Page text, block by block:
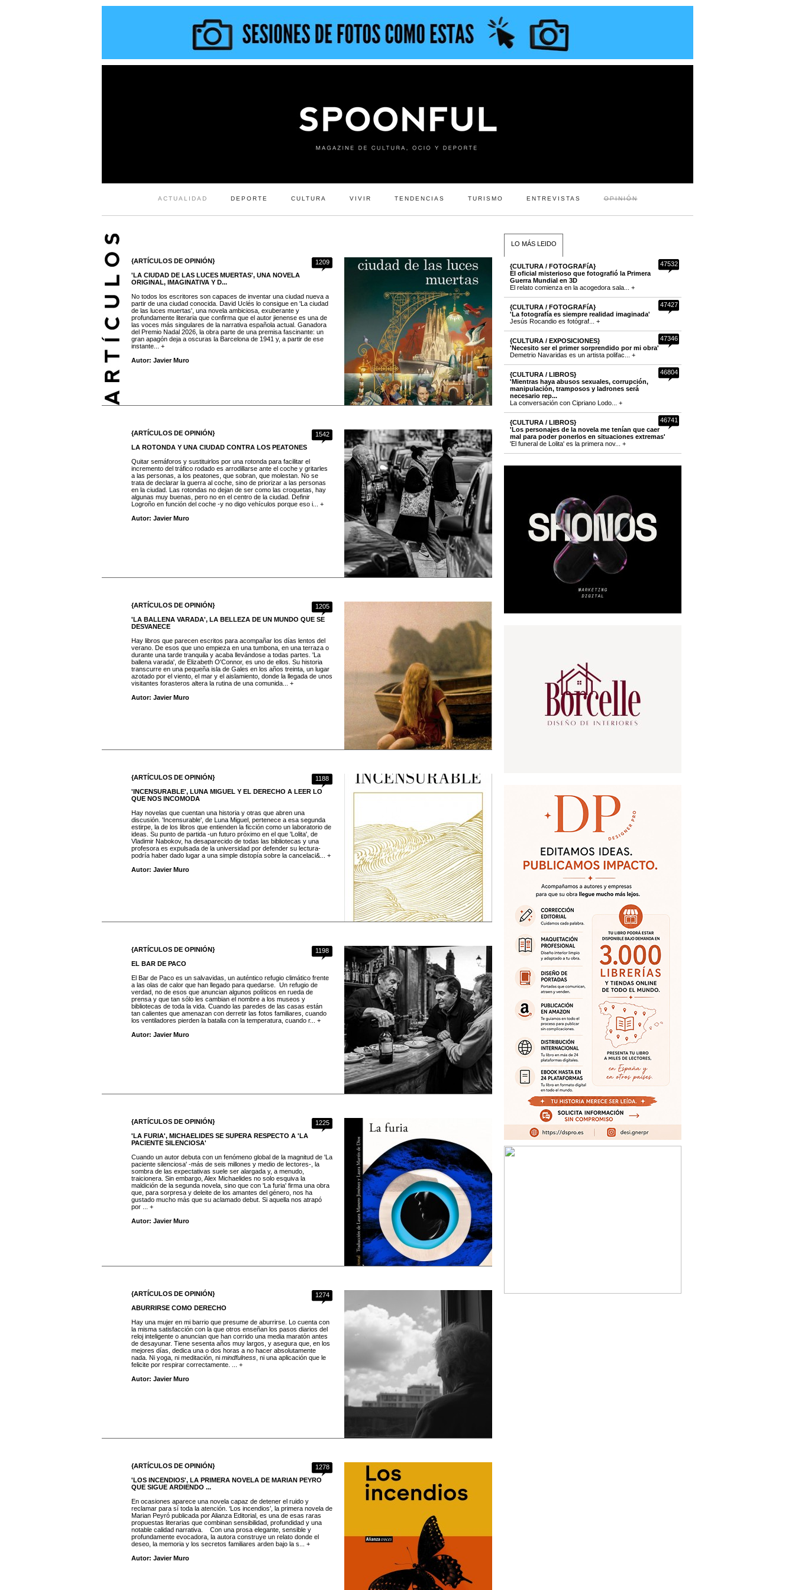
ACTUALIDAD DEPORTE CULTURA VIVIR TENDENCIAS TURISMO ENTREVISTAS OPINIÓN
1209
{ARTÍCULOS DE OPINIÓN}
'LA CIUDAD DE LAS LUCES MUERTAS', UNA NOVELA
ORIGINAL, IMAGINATIVA Y D...
No todos los escritores son capaces de inventar una ciudad nueva a
partir de una ciudad conocida. David Uclés lo consigue en 'La ciudad
de las luces muertas', una novela ambiciosa, exuberante y
profundamente literaria que confirma que el autor jienense es una de
las voces más singulares de la narrativa española actual. Ganadora
del Premio Nadal 2026, la obra parte de una premisa fascinante: un
gran apagón deja a oscuras la Barcelona de 1941 y, a partir de ese
instante... +
Autor: Javier Muro
1542
{ARTÍCULOS DE OPINIÓN}
LA ROTONDA Y UNA CIUDAD CONTRA LOS PEATONES
Quitar semáforos y sustituirlos por una rotonda para facilitar el
incremento del tráfico rodado es arrodillarse ante el coche y gritarles
a las personas, a los peatones, que sobran, que molestan. No se
trata de declarar la guerra al coche, sino de priorizar a las personas
en la ciudad. Las rotondas no dejan de ser como las croquetas, hay
algunas muy buenas, pero no en el centro de la ciudad. Definir
Logroño en función del coche -y no digo vehículos porque eso i... +
Autor: Javier Muro
1205
{ARTÍCULOS DE OPINIÓN}
'LA BALLENA VARADA', LA BELLEZA DE UN MUNDO QUE SE
DESVANECE
Hay libros que parecen escritos para acompañar los días lentos del
verano. De esos que uno empieza en una tumbona, en una terraza o
durante una tarde tranquila y acaba llevándose a todas partes. 'La
ballena varada', de Elizabeth O'Connor, es uno de ellos. Su historia
transcurre en una pequeña isla de Gales en los años treinta, un lugar
azotado por el viento, el mar y el aislamiento, donde la llegada de unos
visitantes forasteros altera la rutina de una comunida... +
Autor: Javier Muro
1188
{ARTÍCULOS DE OPINIÓN}
'INCENSURABLE', LUNA MIGUEL Y EL DERECHO A LEER LO
QUE NOS INCOMODA
Hay novelas que cuentan una historia y otras que abren una
discusión. 'Incensurable', de Luna Miguel, pertenece a esa segunda
estirpe, la de los libros que entienden la ficción como un laboratorio de
ideas. Su punto de partida -un futuro próximo en el que 'Lolita', de
Vladimir Nabokov, ha desaparecido de todas las bibliotecas y una
profesora es expulsada de la universidad por defender su lectura-
podría haber dado lugar a una simple distopía sobre la cancelaci&... +
Autor: Javier Muro
1198
{ARTÍCULOS DE OPINIÓN}
EL BAR DE PACO
El Bar de Paco es un salvavidas, un auténtico refugio climático frente
a las olas de calor que han llegado para quedarse. Un refugio de
verdad, no de esos que anuncian algunos políticos en rueda de
prensa y que tan sólo les cambian el nombre a los museos y
bibliotecas de toda la vida. Cuando las paredes de las casas están
tan calientes que amenazan con derretir las fotos familiares, cuando
los ventiladores pierden la batalla con la temperatura, cuando r... +
Autor: Javier Muro
1225
{ARTÍCULOS DE OPINIÓN}
'LA FURIA', MICHAELIDES SE SUPERA RESPECTO A 'LA
PACIENTE SILENCIOSA'
Cuando un autor debuta con un fenómeno global de la magnitud de 'La
paciente silenciosa' -más de seis millones y medio de lectores-, la
sombra de las expectativas suele ser alargada y, a menudo,
traicionera. Sin embargo, Alex Michaelides no solo esquiva la
maldición de la segunda novela, sino que con 'La furia' firma una obra
que, para sorpresa y deleite de los amantes del género, nos ha
gustado mucho más que su aclamado debut. Si aquella nos atrapó
por ... +
Autor: Javier Muro
1274
{ARTÍCULOS DE OPINIÓN}
ABURRIRSE COMO DERECHO
Hay una mujer en mi barrio que presume de aburrirse. Lo cuenta con
la misma satisfacción con la que otros enseñan los pasos diarios del
reloj inteligente o anuncian que han corrido una media maratón antes
de desayunar. Tiene sesenta años muy largos, y asegura que, en los
mejores días, dedica una o dos horas a no hacer absolutamente
nada. Ni yoga, ni meditación, ni mindfulness , ni una aplicación que le
felicite por respirar correctamente. ... +
Autor: Javier Muro
1278
{ARTÍCULOS DE OPINIÓN}
'LOS INCENDIOS', LA PRIMERA NOVELA DE MARIAN PEYRO
QUE SIGUE ARDIENDO ...
En ocasiones aparece una novela capaz de detener el ruido y
reclamar para sí toda la atención. ‘Los incendios’, la primera novela de
Marian Peyró publicada por Alianza Editorial, es una de esas raras
propuestas literarias que combinan sensibilidad, profundidad y una
notable calidad narrativa. Con una prosa elegante, sensible y
profundamente evocadora, la autora construye un relato donde el
deseo, la memoria y los secretos familiares arden bajo la s... +
Autor: Javier Muro
LO MÁS LEIDO
47532
{CULTURA / FOTOGRAFíA}
El oficial misterioso que fotografió la Primera
Guerra Mundial en 3D
El relato comienza en la acogedora sala... +
47427
{CULTURA / FOTOGRAFíA}
'La fotografía es siempre realidad imaginada'
Jesús Rocandio es fotógraf... +
47346
{CULTURA / EXPOSICIONES}
'Necesito ser el primer sorprendido por mi obra'
Demetrio Navaridas es un artista polifac... +
46804
{CULTURA / LIBROS}
'Mientras haya abusos sexuales, corrupción,
manipulación, tramposos y ladrones será
necesario rep...
La conversación con Cipriano Lodo... +
46741
{CULTURA / LIBROS}
'Los personajes de la novela me tenían que caer
mal para poder ponerlos en situaciones extremas'
'El funeral de Lolita' es la primera nov... +